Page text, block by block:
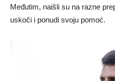
Međutim, naišli su na razne
uskoči i ponudi svoju pomoć.